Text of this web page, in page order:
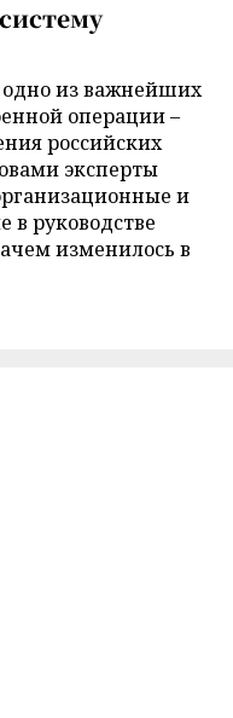
из важнейших
операции –
российских
эксперты
и
руководстве
изменилось в